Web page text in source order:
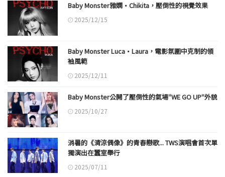
Baby Monster雅嫻·Chikita，壓倒性的視覺效果
2025/12/15
Baby Monster Luca·Laura，電影氛圍中克制的領
袖風範
2025/12/11
Baby Monster公開了壓倒性的氣場"WE GO UP"外貌
2025/10/27
消暑的《清涼偶像》的青春戀歌... TWS演唱會首次單
獨演出在蠶室舉行
2025/07/11